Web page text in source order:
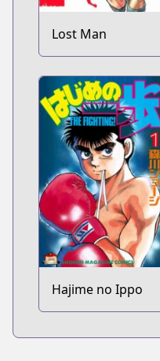
Lost Man
Hajime no Ippo